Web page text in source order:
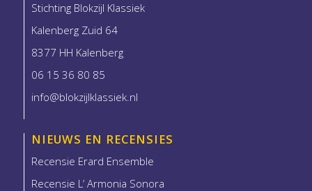
Stichting Blokzijl Klassiek
Kalenberg Zuid 64
8377 HH Kalenberg
06 15 36 80 85
info@blokzijlklassiek.nl
NIEUWS EN RECENSIES
Recensie Erard Ensemble
Recensie L’ Armonia Sonora